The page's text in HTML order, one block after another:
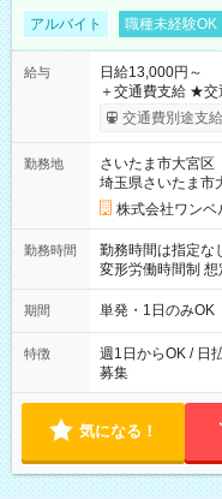
アルバイト 職種未経験OK
給与
日給13,000円～
＋交通費支給 ★交通費全額支給！ ┗案件により規定あり ★日払
いOK！（規定あ
ンビニATMから 日払い
交通費別途支
勤務地
さいたま市大宮区
埼玉県さいたま市
株式会社ワンベ
勤務時間
勤務時間は指定な
変形労働時間制 想定労働時
～21：00
期間 単発・1日のみOK
特徴
週1日からOK / 日
募集
気になる！